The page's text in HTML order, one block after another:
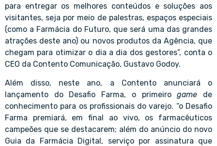
para entregar os melhores conteúdos e soluções aos
visitantes, seja por meio de palestras, espaços especiais
(como a Farmácia do Futuro, que será uma das grandes
atrações deste ano) ou novos produtos da Agência, que
chegam para otimizar o dia a dia dos gestores”, conta o
CEO da Contento Comunicação, Gustavo Godoy.
Além disso, neste ano, a Contento anunciará o
lançamento do Desafio Farma, o primeirogame de
conhecimento para os profissionais do varejo. “o Desafio
Farma premiará, em final ao vivo, os farmacêuticos
campeões que se destacarem; além do anúncio do novo
Guia da Farmácia Digital, serviço por assinatura que